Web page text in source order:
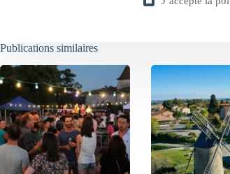
Publications similaires